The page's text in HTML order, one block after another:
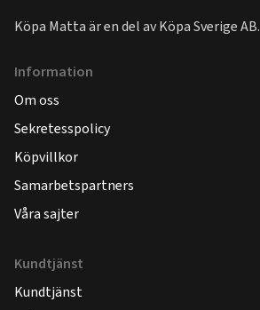
Köpa Matta är en del avKöpa Sverige AB.
Information
Om oss
Sekretesspolicy
Köpvillkor
Samarbetspartners
Våra sajter
Kundtjänst
Kundtjänst